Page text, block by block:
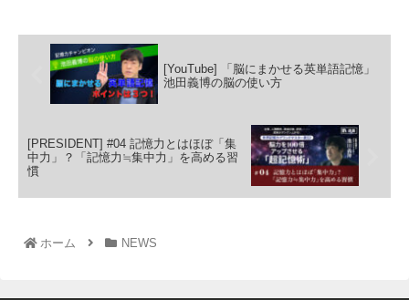
[YouTube] 「脳にまかせる英単語記憶」
池田義博の脳の使い方
[PRESIDENT] #04 記憶力とはほぼ「集
中力」？「記憶力≒集中力」を高める習
慣
ホーム NEWS